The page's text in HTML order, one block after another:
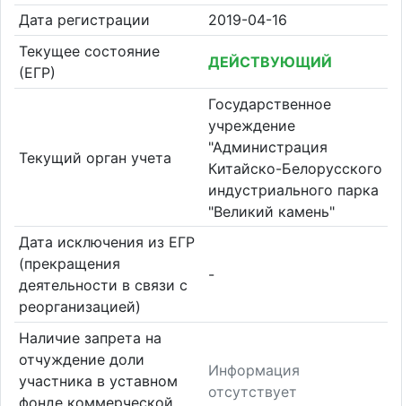
Дата регистрации
2019-04-16
Текущее состояние
(ЕГР)
ДЕЙСТВУЮЩИЙ
Текущий орган учета
Государственное
учреждение
"Администрация
Китайско-Белорусского
индустриального парка
"Великий камень"
Дата исключения из ЕГР
(прекращения
деятельности в связи с
реорганизацией)
-
Наличие запрета на
отчуждение доли
участника в уставном
фонде коммерческой
Информация
отсутствует